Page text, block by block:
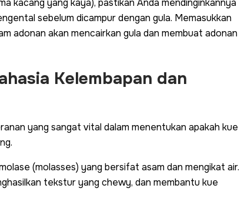
sebelum dicampur dengan gula. Memasukkan
adonan akan mencairkan gula dan membuat adonan
Kelembapan dan
yang sangat vital dalam menentukan apakah kue
(molasses) yang bersifat asam dan mengikat air.
tekstur yang chewy, dan membantu kue